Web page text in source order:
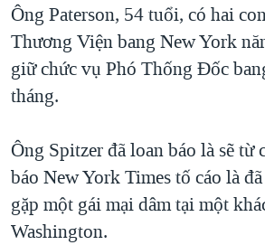
VĂN HOÁ
THỂ THAO
GIÁO DỤC
TRỊNH VĨNH BÌNH - NGƯỜI HẠ 'BÊN
GROUND ZERO – XƯA VÀ NAY
THƯỢNG ĐỈNH TRUMP-KIM TẠI VIỆT
TRỊNH VĨNH BÌNH VS. CHÍNH PHỦ
NGƯ DÂN VIỆT VÀ LÀN SÓNG TRỘM
Ngôn ngữ khác
Ông Paterson, 54 tuổi, có hai
Thương Viện bang New York
giữ chức vụ Phó Thống Đốc
tháng.
Ông Spitzer đã loan báo là sẽ từ
báo New York Times tố cáo là
gặp một gái mại dâm tại một
Washington.